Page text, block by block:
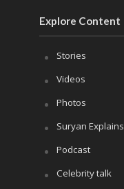
Explore Content
Stories
Videos
Photos
Suryan Explains
Podcast
Celebrity talk